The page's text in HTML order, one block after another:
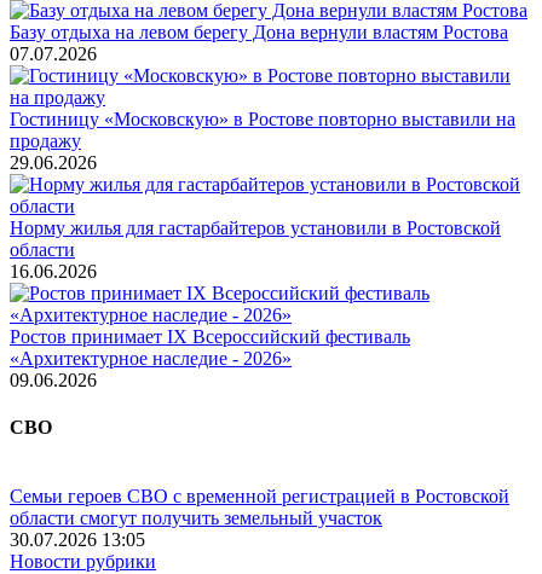
Базу отдыха на левом берегу Дона вернули властям Ростова
07.07.2026
Гостиницу «Московскую» в Ростове повторно выставили на
продажу
29.06.2026
Норму жилья для гастарбайтеров установили в Ростовской
области
16.06.2026
Ростов принимает IX Всероссийский фестиваль
«Архитектурное наследие - 2026»
09.06.2026
СВО
Семьи героев СВО с временной регистрацией в Ростовской
области смогут получить земельный участок
30.07.2026 13:05
Новости рубрики